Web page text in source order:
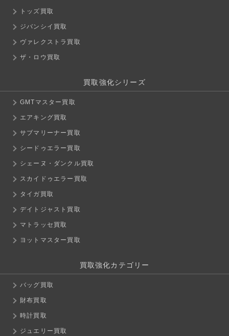
トッズ買取
ジバンシイ買取
ヴァレクストラ買取
ザ・ロウ買取
買取強化シリーズ
GMTマスター買取
エアキング買取
サブマリーナー買取
シードゥエラー買取
シェーヌ・ダンクル買取
スカイドゥエラー買取
タイガ買取
デイトジャスト買取
マトラッセ買取
ヨットマスター買取
買取強化カテゴリー
バッグ買取
財布買取
時計買取
ジュエリー買取